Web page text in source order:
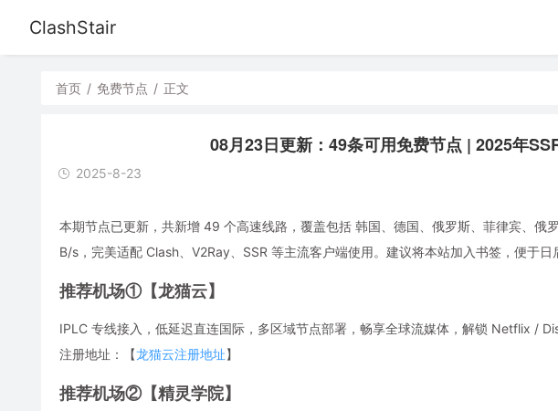
ClashStair
首页 / 免费节点 / 正文
08月23日更新：49条可用免费节点 | 2025年
2025-8-23
本期节点已更新，共新增 49 个高速线路，覆盖包括 韩国、德国、俄罗斯、菲律宾、俄
B/s，完美适配 Clash、V2Ray、SSR 等主流客户端使用。建议将本站加入书签，便于日
推荐机场①【龙猫云】
IPLC 专线接入，低延迟直连国际，多区域节点部署，畅享全球流媒体，解锁 Netflix /
注册地址：【龙猫云注册地址】
推荐机场②【精灵学院】